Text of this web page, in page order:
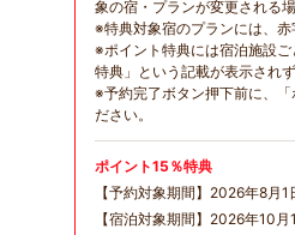
象の宿・プランが変更される
※特典対象宿のプランには、赤
※ポイント特典には宿泊施設
特典」という記載が表示され
※予約完了ボタン押下前に、
ださい。
ポイント15％特典
【予約対象期間】2026年8月
【宿泊対象期間】2026年10